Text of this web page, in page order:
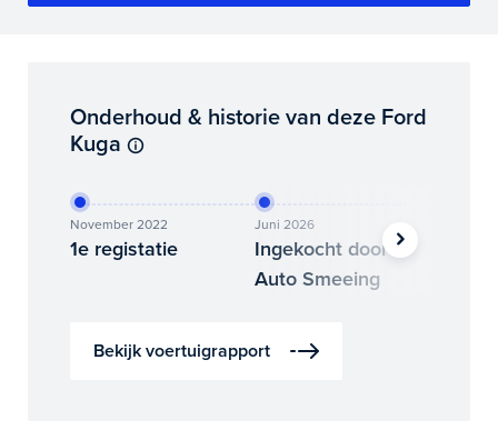
Onderhoud & historie van deze Ford
Kuga
November 2022
1e registatie
Juni 2026
Ingekocht door
Auto Smeeing
Bekijk voertuigrapport